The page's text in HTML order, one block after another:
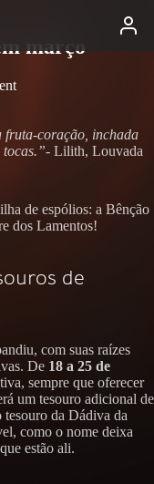
março
fruta-coração, inchada
- Lilith, Louvada
de espólios: a Bênção
dos Lamentos!
de
com suas raízes
De 18 a 25 de
sempre que oferecer
um tesouro adicional de
tesouro da Dádiva da
como o nome deixa
estão ali.